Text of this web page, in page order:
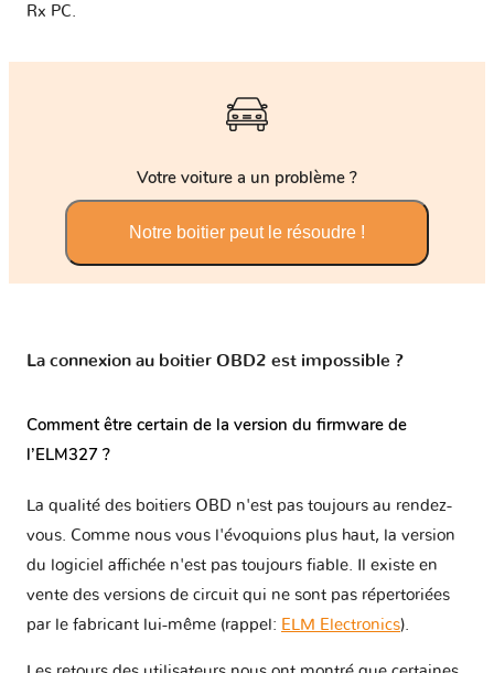
Rx PC.
Votre voiture a un problème ?
Notre boitier peut le résoudre !
La connexion au boitier OBD2 est impossible ?
Comment être certain de la version du firmware de
l’ELM327 ?
La qualité des boitiers OBD n'est pas toujours au rendez-
vous. Comme nous vous l'évoquions plus haut, la version
du logiciel affichée n'est pas toujours fiable. Il existe en
vente des versions de circuit qui ne sont pas répertoriées
par le fabricant lui-même (rappel: ELM Electronics).